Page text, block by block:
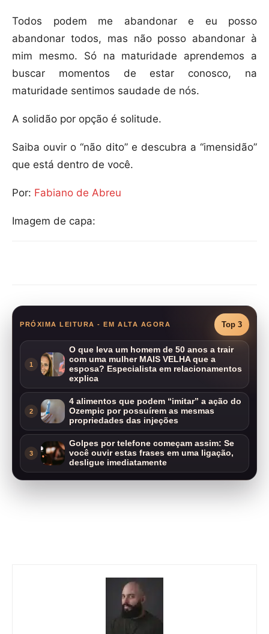
Todos podem me abandonar e eu posso
abandonar todos, mas não posso abandonar à
mim mesmo. Só na maturidade aprendemos a
buscar momentos de estar conosco, na
maturidade sentimos saudade de nós.
A solidão por opção é solitude.
Saiba ouvir o “não dito” e descubra a “imensidão”
que está dentro de você.
Por: Fabiano de Abreu
Imagem de capa:
PRÓXIMA LEITURA - EM ALTA AGORA Top 3
1
O que leva um homem de 50 anos a trair
com uma mulher MAIS VELHA que a
esposa? Especialista em relacionamentos
explica
2
4 alimentos que podem “imitar” a ação do
Ozempic por possuírem as mesmas
propriedades das injeções
3
Golpes por telefone começam assim: Se
você ouvir estas frases em uma ligação,
desligue imediatamente